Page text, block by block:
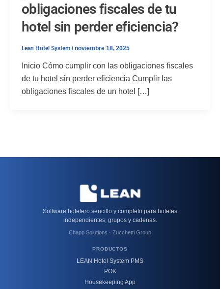
obligaciones fiscales de tu
hotel sin perder eficiencia?
Lean Hotel System /noviembre 18, 2025
Inicio Cómo cumplir con las obligaciones fiscales
de tu hotel sin perder eficiencia Cumplir las
obligaciones fiscales de un hotel […]
Software hotelero sencillo y completo para hoteles
independientes, grupos y cadenas.
Chapp Solutions · Zucchetti Group
PRODUCTOS
LEAN Hotel System PMS
POK
Housekeeping App